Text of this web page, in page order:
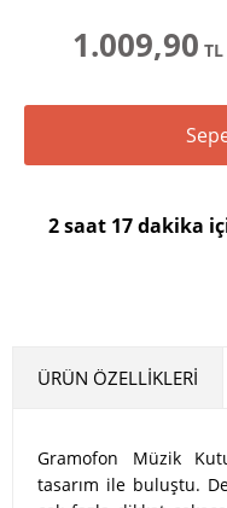
1.009,90 TL
2 saat 17 dakika
ÜRÜN ÖZELLIKLERI
Gramofon Müzik
tasarım ile buluştu.